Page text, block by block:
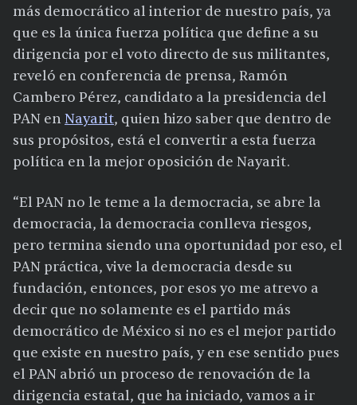
más democrático al interior de nuestro país, ya
que es la única fuerza política que define a su
dirigencia por el voto directo de sus militantes,
reveló en conferencia de prensa, Ramón
Cambero Pérez, candidato a la presidencia del
PAN enNayarit, quien hizo saber que dentro de
sus propósitos, está el convertir a esta fuerza
política en la mejor oposición de Nayarit.
“El PAN no le teme a la democracia, se abre la
democracia, la democracia conlleva riesgos,
pero termina siendo una oportunidad por eso, el
PAN práctica, vive la democracia desde su
fundación, entonces, por esos yo me atrevo a
decir que no solamente es el partido más
democrático de México si no es el mejor partido
que existe en nuestro país, y en ese sentido pues
el PAN abrió un proceso de renovación de la
dirigencia estatal, que ha iniciado, vamos a ir